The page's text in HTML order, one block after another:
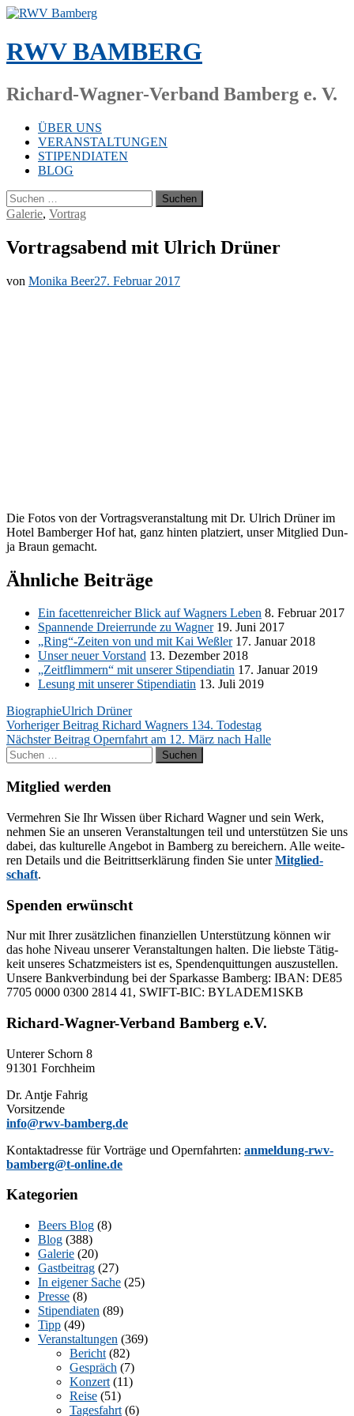
Zum
springen
RWV BAMBERG
Richard-Wagner-Verband Bamberg e. V.
ÜBER UNS
VERANSTALTUNGEN
STIPENDIATEN
BLOG
Suchen
nach:
Galerie, Vortrag
Vortragsabend mit Ulrich Drüner
von Monika Beer27. Februar 2017
Die Fo­tos von der Vor­trags­ver­an­stal­tung mit Dr. Ul­rich Drü­ner im
Ho­tel Bam­ber­ger Hof hat, ganz hin­ten plat­ziert, un­ser Mit­glied Dun­
ja Braun gemacht.
Ähnliche Beiträge
Ein fa­cet­ten­rei­cher Blick auf Wag­ners Le­ben 8. Fe­bru­ar 2017
Span­nen­de Drei­er­run­de zu Wag­ner19. Juni 2017
„Ring“-Zeiten von und mit Kai Weß­ler17. Ja­nu­ar 2018
Un­ser neu­er Vor­stand 13. De­zem­ber 2018
„Zeit­flim­mern“ mit un­se­rer Sti­pen­dia­tin 17. Ja­nu­ar 2019
Le­sung mit un­se­rer Sti­pen­dia­tin 13. Juli 2019
BiographieUlrich Drüner
Beitragsnavigation
Vorheriger Beitrag Richard Wagners 134. Todestag
Nächster Beitrag Opernfahrt am 12. März nach Halle
Suchen
nach:
Mitglied werden
Ver­meh­ren Sie Ihr Wis­sen über Ri­chard Wag­ner und sein Werk,
neh­men Sie an un­se­ren Ver­an­stal­tun­gen teil und un­ter­stüt­zen Sie uns
da­bei, das kul­tu­rel­le An­ge­bot in Bam­berg zu be­rei­chern. Alle wei­te­
ren De­tails und die Bei­tritts­er­klä­rung fin­den Sie un­terMit­glied­
schaft.
Spenden erwünscht
Nur mit Ih­rer zu­sätz­li­chen fi­nan­zi­el­len Un­ter­stüt­zung kön­nen wir
das hohe Ni­veau un­se­rer Ver­an­stal­tun­gen hal­ten. Die liebs­te Tä­tig­
keit un­se­res Schatz­meis­ters ist es, Spen­den­quit­tun­gen aus­zu­stel­len.
Un­se­re Bank­ver­bin­dung bei der Spar­kas­se Bam­berg: IBAN: DE85
7705 0000 0300 2814 41, SWIFT-BIC: BYLADEM1SKB
Richard-Wagner-Verband Bamberg e.V.
Un­te­rer Schorn 8
91301 Forchheim
Dr. Ant­je Fahrig
Vorsitzende
info@rwv-bamberg.de
Kon­takt­adres­se für Vor­trä­ge und Opern­fahr­ten: anmeldung-rwv-
bamberg@t-online.de
Kategorien
Beers Blog (8)
Blog (388)
Galerie (20)
Gastbeitrag (27)
In eigener Sache (25)
Presse (8)
Stipendiaten (89)
Tipp (49)
Veranstaltungen (369)
Bericht (82)
Gespräch (7)
Konzert (11)
Reise (51)
Tagesfahrt (6)